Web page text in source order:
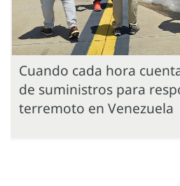
Cuando cada hora
de suministros para
terremoto en Venezuela